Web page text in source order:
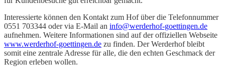
Interessierte können den Kontakt zum Hof über die Telefonnummer
0551 703344 oder via E-Mail an info@werderhof-goettingen.de
aufnehmen. Weitere Informationen sind auf der offiziellen Webseite
www.werderhof-goettingen.de zu finden. Der Werderhof bleibt
somit eine zentrale Adresse für alle, die den echten Geschmack der
Region erleben wollen.